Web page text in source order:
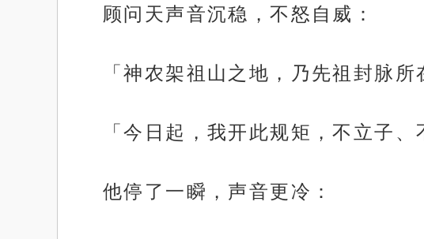
顾问天声音沉稳，不怒自威：
「神农架祖山之地，乃先祖封脉
「今日起，我开此规矩，不立子
他停了一瞬，声音更冷：